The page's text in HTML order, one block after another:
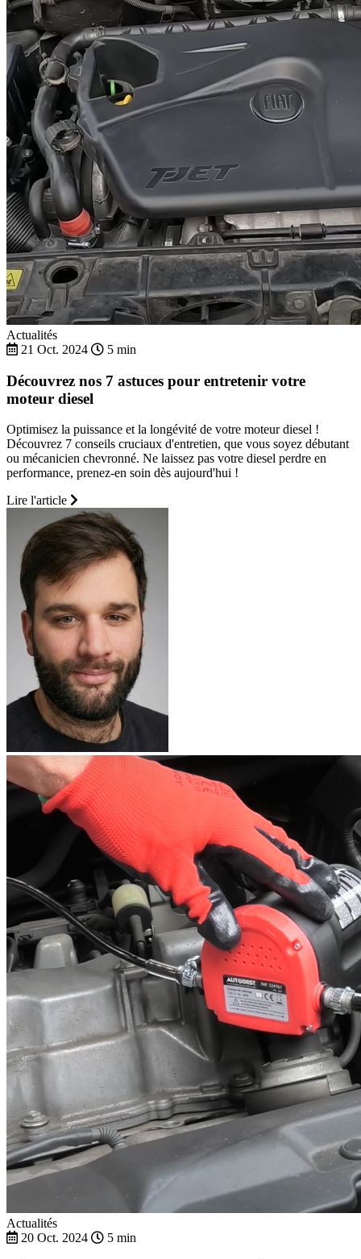
Actualités
21 Oct. 2024
5 min
Découvrez nos 7 astuces pour entretenir votre
moteur diesel
Optimisez la puissance et la longévité de votre moteur diesel !
Découvrez 7 conseils cruciaux d'entretien, que vous soyez débutant
ou mécanicien chevronné. Ne laissez pas votre diesel perdre en
performance, prenez-en soin dès aujourd'hui !
Lire l'article
Actualités
20 Oct. 2024
5 min